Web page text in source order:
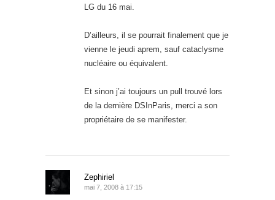
LG du 16 mai.
D’ailleurs, il se pourrait finalement que je
vienne le jeudi aprem, sauf cataclysme
nucléaire ou équivalent.
Et sinon j’ai toujours un pull trouvé lors
de la dernière DSInParis, merci a son
propriétaire de se manifester.
Zephiriel
mai 7, 2008 à 17:15